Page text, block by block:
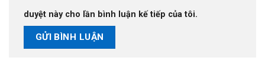
duyệt này cho lần bình luận kế tiếp của tôi.